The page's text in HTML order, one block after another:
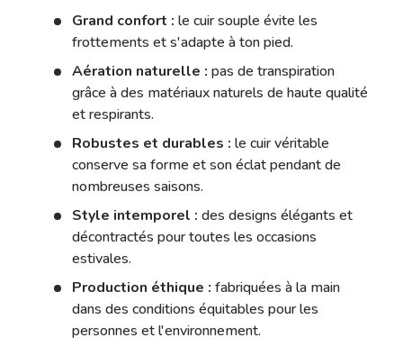
Grand confort : le cuir souple évite les
frottements et s'adapte à ton pied.
Aération naturelle : pas de transpiration
grâce à des matériaux naturels de haute qualité
et respirants.
Robustes et durables : le cuir véritable
conserve sa forme et son éclat pendant de
nombreuses saisons.
Style intemporel : des designs élégants et
décontractés pour toutes les occasions
estivales.
Production éthique : fabriquées à la main
dans des conditions équitables pour les
personnes et l'environnement.